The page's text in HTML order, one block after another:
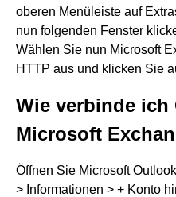
oberen Menüleiste auf
nun folgenden Fenster
Wählen Sie nun Microsoft
HTTP aus und klicken Sie
Wie verbinde
Microsoft
Öffnen Sie Microsoft
> Informationen > + Konto